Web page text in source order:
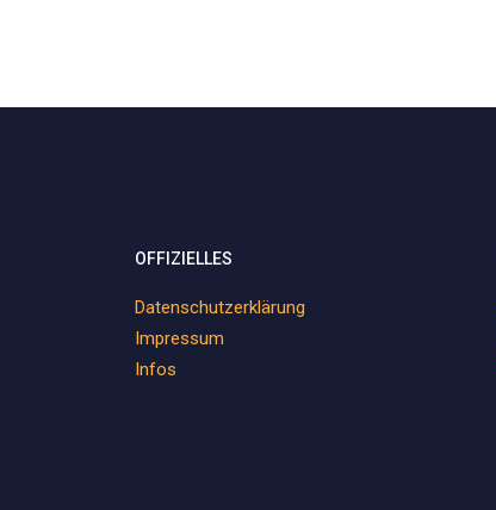
OFFIZIELLES
Datenschutzerklärung
Impressum
Infos